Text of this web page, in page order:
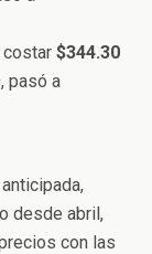
costar $344.30
pasó a
desde abril,
con las